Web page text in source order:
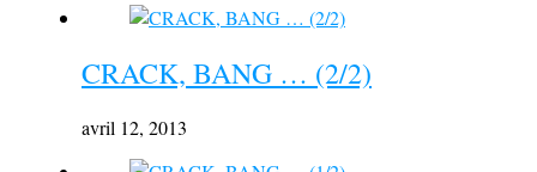
CRACK, BANG … (2/2)
avril 12, 2013